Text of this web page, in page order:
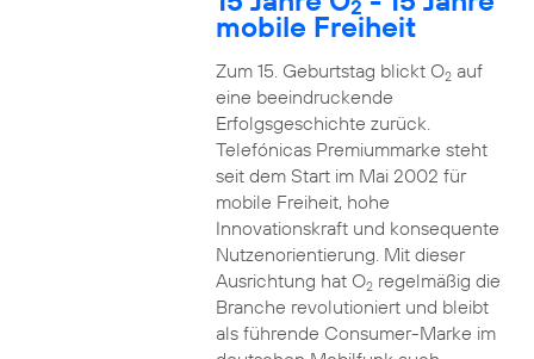
2
mobile Freiheit
Zum 15. Geburtstag blickt O2auf
eine beeindruckende
Erfolgsgeschichte zurück.
Telefónicas Premiummarke steht
seit dem Start im Mai 2002 für
mobile Freiheit, hohe
Innovationskraft und konsequente
Nutzenorientierung. Mit dieser
Ausrichtung hat O2regelmäßig die
Branche revolutioniert und bleibt
als führende Consumer-Marke im